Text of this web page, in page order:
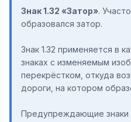
Знак 1.32 «Затор».
образовался затор.
Знак 1.32 применяется в
знаках с изменяемым
перекрёстком, откуда
дороги, на котором
Предупреждающие знаки